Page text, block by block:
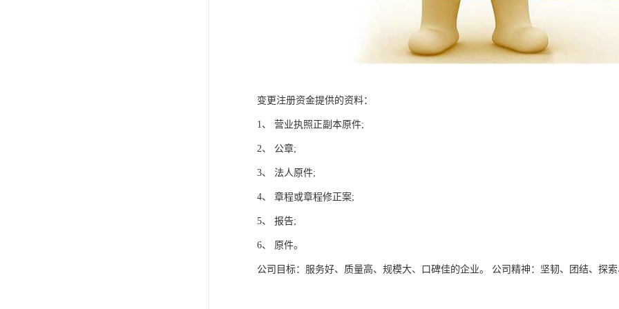
变更注册资金提供的资料：
1、 营业执照正副本原件;
2、 公章;
3、 法人原件;
4、 章程或章程修正案;
5、 报告;
6、 原件。
公司目标：服务好、质量高、规模大、口碑佳的企业。 公司精神：坚韧、团结、探